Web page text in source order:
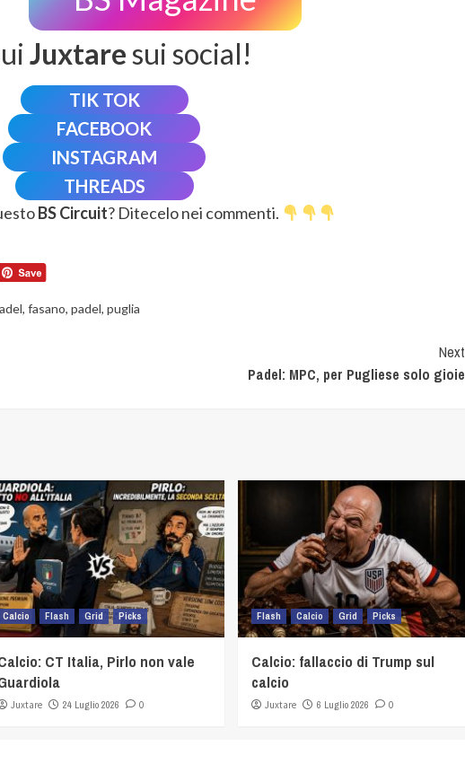
Juxtaresui social!
TIK TOK
FACEBOOK
INSTAGRAM
THREADS
BS Circuit? Ditecelo nei commenti.
, fasano, padel, puglia
Next
Padel: MPC, per Pugliese solo gioie
Calcio Flash Grid Picks
CT Italia, Pirlo non vale
Juxtare 24 Luglio 2026 0
Flash Calcio Grid Picks
Calcio: fallaccio di Trump sul
calcio
Juxtare 6 Luglio 2026 0